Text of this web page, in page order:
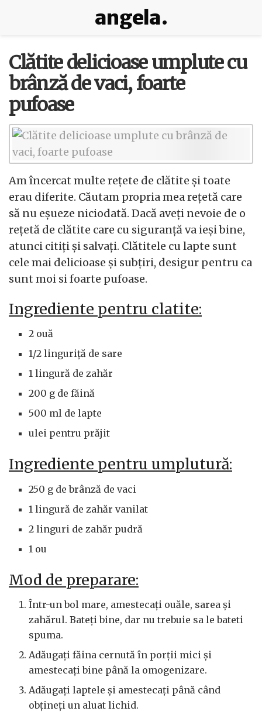
angela.
Clătite delicioase umplute cu
brânză de vaci, foarte
pufoase
Am încercat multe rețete de clătite și toate
erau diferite. Căutam propria mea rețetă care
să nu eșueze niciodată. Dacă aveți nevoie de o
rețetă de clătite care cu siguranță va ieși bine,
atunci citiți și salvați. Clătitele cu lapte sunt
cele mai delicioase și subțiri, desigur pentru ca
sunt moi si foarte pufoase.
Ingrediente pentru clatite:
2 ouă
1/2 linguriță de sare
1 lingură de zahăr
200 g de făină
500 ml de lapte
ulei pentru prăjit
Ingrediente pentru umplutură:
250 g de brânză de vaci
1 lingură de zahăr vanilat
2 linguri de zahăr pudră
1 ou
Mod de preparare:
Într-un bol mare, amestecați ouăle, sarea și
zahărul. Bateți bine, dar nu trebuie sa le bateti
spuma.
Adăugați făina cernută în porții mici și
amestecați bine până la omogenizare.
Adăugați laptele și amestecați până când
obțineți un aluat lichid.